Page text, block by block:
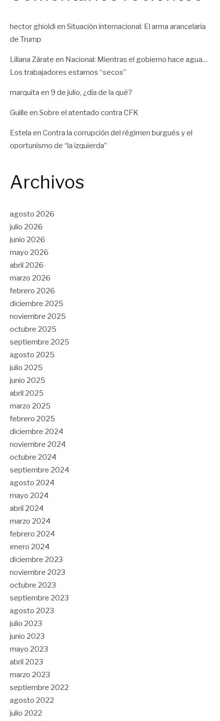
hector ghioldi en Situación internacional: El arma arancelaria
de Trump
Liliana Zárate en Nacional: Mientras el gobierno hace agua…
Los trabajadores estamos “secos”
marquita en 9 de julio, ¿día de la qué?
Guille en Sobre el atentado contra CFK
Estela en Contra la corrupción del régimen burgués y el
oportunismo de “la izquierda”
Archivos
agosto 2026
julio 2026
junio 2026
mayo 2026
abril 2026
marzo 2026
febrero 2026
diciembre 2025
noviembre 2025
octubre 2025
septiembre 2025
agosto 2025
julio 2025
junio 2025
abril 2025
marzo 2025
febrero 2025
diciembre 2024
noviembre 2024
octubre 2024
septiembre 2024
agosto 2024
mayo 2024
abril 2024
marzo 2024
febrero 2024
enero 2024
diciembre 2023
noviembre 2023
octubre 2023
septiembre 2023
agosto 2023
julio 2023
junio 2023
mayo 2023
abril 2023
marzo 2023
septiembre 2022
agosto 2022
julio 2022